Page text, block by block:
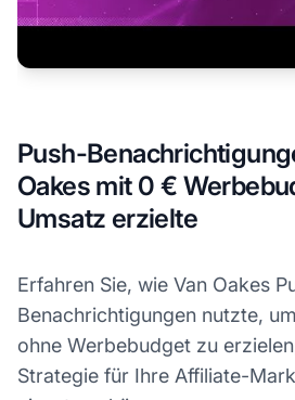
Push-
Oakes mit 0 €
Umsatz erzielte
Erfahren Sie, wie Van Oakes
Benachrichtigungen nutzte,
ohne Werbebudget zu
Strategie für Ihre Affiliate-